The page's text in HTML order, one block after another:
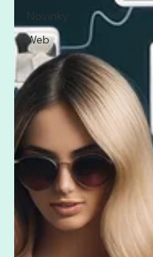
Novinky
Web